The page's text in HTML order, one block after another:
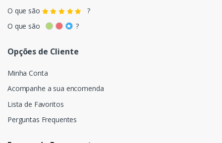
O que são
?
O que são
?
Opções de Cliente
Minha Conta
Acompanhe a sua encomenda
Lista de Favoritos
Perguntas Frequentes